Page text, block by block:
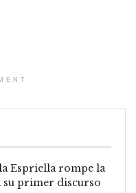
Espriella rompe la
primer discurso